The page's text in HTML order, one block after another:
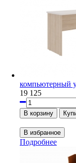
компьютерный
19 125
Подробнее